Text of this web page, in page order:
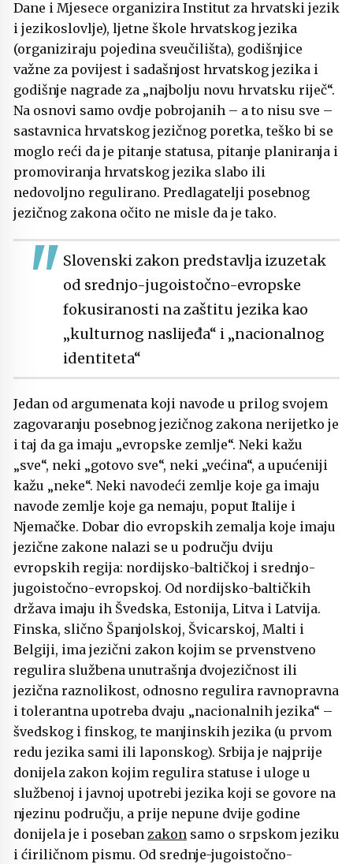
Dane i Mjesece organizira Institut za hrvatski jezik
i jezikoslovlje), ljetne škole hrvatskog jezika
(organiziraju pojedina sveučilišta), godišnjice
važne za povijest i sadašnjost hrvatskog jezika i
godišnje nagrade za „najbolju novu hrvatsku riječ“.
Na osnovi samo ovdje pobrojanih – a to nisu sve –
sastavnica hrvatskog jezičnog poretka, teško bi se
moglo reći da je pitanje statusa, pitanje planiranja i
promoviranja hrvatskog jezika slabo ili
nedovoljno regulirano. Predlagatelji posebnog
jezičnog zakona očito ne misle da je tako.
Slovenski zakon predstavlja izuzetak
od srednjo-jugoistočno-evropske
fokusiranosti na zaštitu jezika kao
„kulturnog naslijeđa“ i „nacionalnog
identiteta“
Jedan od argumenata koji navode u prilog svojem
zagovaranju posebnog jezičnog zakona nerijetko je
i taj da ga imaju „evropske zemlje“. Neki kažu
„sve“, neki „gotovo sve“, neki „većina“, a upućeniji
kažu „neke“. Neki navodeći zemlje koje ga imaju
navode zemlje koje ga nemaju, poput Italije i
Njemačke. Dobar dio evropskih zemalja koje imaju
jezične zakone nalazi se u području dviju
evropskih regija: nordijsko-baltičkoj i srednjo-
jugoistočno-evropskoj. Od nordijsko-baltičkih
država imaju ih Švedska, Estonija, Litva i Latvija.
Finska, slično Španjolskoj, Švicarskoj, Malti i
Belgiji, ima jezični zakon kojim se prvenstveno
regulira službena unutrašnja dvojezičnost ili
jezična raznolikost, odnosno regulira ravnopravna
i tolerantna upotreba dvaju „nacionalnih jezika“ –
švedskog i finskog, te manjinskih jezika (u prvom
redu jezika sami ili laponskog). Srbija je najprije
donijela zakon kojim regulira statuse i uloge u
službenoj i javnoj upotrebi jezika koji se govore na
njezinu području, a prije nepune dvije godine
donijela je i poseban zakon samo o srpskom jeziku
i ćiriličnom pismu. Od srednje-jugoistočno-